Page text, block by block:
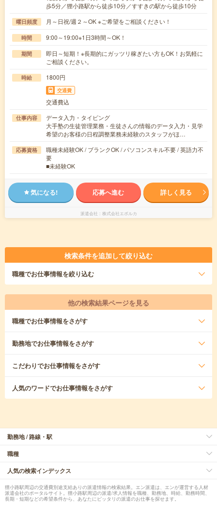
歩5分／狸小路駅から徒歩10分／すすきの駅から徒歩10分
曜日頻度 月～日祝/週２～OK ※ご希望をご相談ください！
時間 9:00～19:00※1日3時間～OK！
期間
即日～短期！※長期的にガッツリ稼ぎたい方もOK！お気軽に
ご相談ください。
時給 1800円
交通費
交通費込
仕事内容
データ入力・タイピング
大手塾の生徒管理業務・生徒さんの情報のデータ入力・見学
希望のお客様の日程調整業務未経験のスタッフがほ…
応募資格
職種未経験OK / ブランクOK / パソコンスキル不要 / 英語力不
要
■未経験OK
気になる! 応募へ進む 詳しく見る
派遣会社 株式会社エボルカ
検索条件を追加して絞り込む
職種でお仕事情報を絞り込む
他の検索結果ページを見る
職種でお仕事情報をさがす
勤務地でお仕事情報をさがす
こだわりでお仕事情報をさがす
人気のワードでお仕事情報をさがす
勤務地 / 路線・駅
職種
人気の検索インデックス
狸小路駅周辺の交通費別途支給ありの派遣情報の検索結果。エン派遣は、エンが運営する人材
派遣会社のポータルサイト。狸小路駅周辺の派遣/求人情報を職種、勤務地、時給、勤務時間、
長期・短期などの希望条件から、あなたにピッタリの派遣のお仕事を探せます。